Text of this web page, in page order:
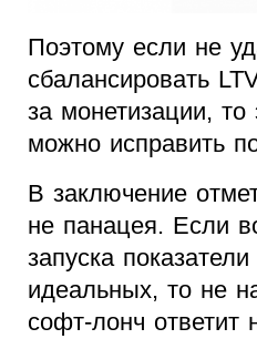
Поэтому если не
сбалансировать
за монетизации, то
можно исправить
В заключение
не панацея. Если
запуска
идеальных, то не
софт-лонч ответит